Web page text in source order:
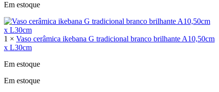
Em estoque
1 × Vaso cerâmica ikebana G tradicional branco brilhante A10,50cm
x L30cm
Em estoque
Em estoque